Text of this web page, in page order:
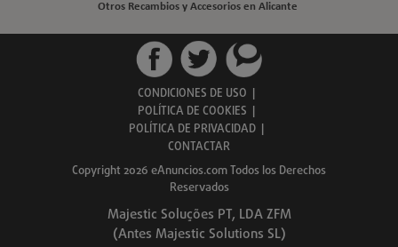
Otros Recambios y Accesorios en Alicante
CONDICIONES DE USO
POLÍTICA DE COOKIES
POLÍTICA DE PRIVACIDAD
CONTACTAR
Copyright 2026 eAnuncios.com Todos los Derechos
Reservados
Majestic Soluções PT, LDA ZFM
(Antes Majestic Solutions SL)